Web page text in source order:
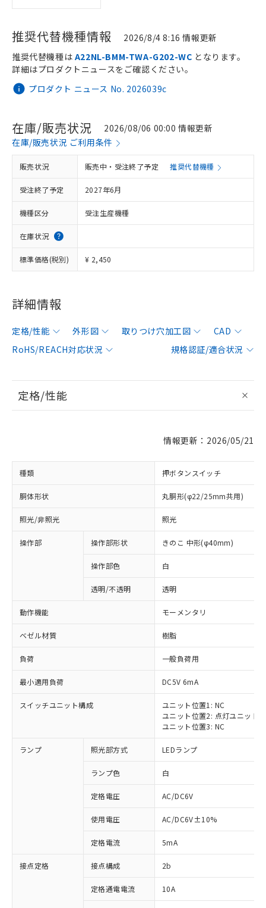
推奨代替機種情報 2026/8/4 8:16 情報更新
プロダクト ニュース No. 2026039c
推奨代替機種は A22NL-BMM-TWA-G202-WC となります。
詳細はプロダクトニュースをご確認ください。
在庫/販売状況
2026/08/06 00:00 情報更新
在庫/販売状況 ご利用条件
販売状況 販売中・受注終了予定 推奨代替機種
受注終了予定 2027年6月
機種区分 受注生産機種
在庫状況
標準価格(税別) ¥ 2,450
詳細情報
定格/性能 外形図 取りつけ穴加工図
CAD
RoHS/REACH対応状況
規格認証/適合状況
定格/性能
情報更新：2026/05/21
種類 押ボタンスイッチ
胴体形状 丸胴形(φ22/25mm共用)
照光/非照光 照光
操作部 操作部形状 きのこ 中形(φ40mm)
操作部色 白
透明/不透明 透明
動作機能 モーメンタリ
ベゼル材質 樹脂
負荷 一般負荷用
最小適用負荷 DC5V 6mA
スイッチユニット構成
ユニット位置1: NC
ユニット位置2: 点灯ユニット
ユニット位置3: NC
ランプ 照光部方式 LEDランプ
ランプ色 白
定格電圧 AC/DC6V
使用電圧 AC/DC6V±10%
定格電流 5mA
接点定格 接点構成 2b
定格通電電流 10A
ご利用条件
以下の条件をお読みいただき、同意のうえ
ご利用ください。
商品の当社在庫状況および標準価格
(税抜)を提供させていただくもので
対応済み：EU RoHS指令（10物質）の
非含有に対応した製品が提供可能な商品で
対応予定：EU RoHS指令（10物質）の非含
有に対応した製品に切り替える予定のある
対応予定なし：EU RoHS指令（10物質）の
非含有に非対応の商品で、対応品を出す予
定はありません。
調査・確認中：EU RoHS指令（10物質）の
非含有の対応状況を調査中または確認中の
非該当品：ライセンス料など無形物で、有
害物質有無と関係のない商品です。
※1 中国RoHS○×表
「○」：最大均質材料含有率が中国RoHSの
基準値以下であることを示します。